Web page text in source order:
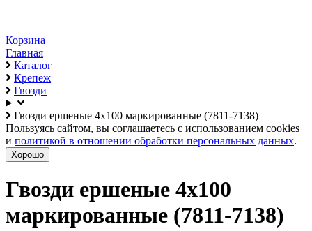
Корзина
Главная
Каталог
Крепеж
Гвозди
Гвозди ершеные 4x100 маркированные (7811-7138)
Пользуясь сайтом, вы соглашаетесь с использованием cookies
и политикой в отношении обработки персональных данных.
Хорошо
Гвозди ершеные 4x100
маркированные (7811-7138)